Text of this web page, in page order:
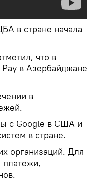
в стране начала
что в
в Азербайджане
в
с Google в США и
в стране.
организаций. Для
платежи,